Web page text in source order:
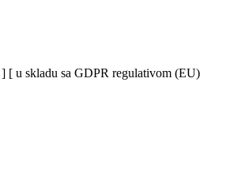
[ u skladu sa GDPR regulativom (EU)